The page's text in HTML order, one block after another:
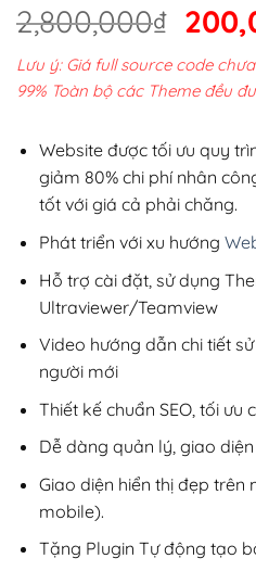
2,800,000₫ Giá
gốc
là:
Lưu ý: Giá full source code
99% Toàn bộ các Theme đều
Website được tối ưu quy
giảm 80% chi phí nhân
tốt với giá cả phải chăng.
Phát triển với xu hướng
Hỗ trợ cài đặt, sử dụng
Ultraviewer/Teamview
Video hướng dẫn chi tiết
người mới
Thiết kế chuẩn SEO, tối ưu
Dễ dàng quản lý, giao diện
Giao diện hiển thị đẹp trên
mobile).
Tặng Plugin Tự động tạo